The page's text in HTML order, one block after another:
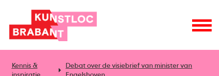
Kennis &
Debat over de visiebrief van minister van